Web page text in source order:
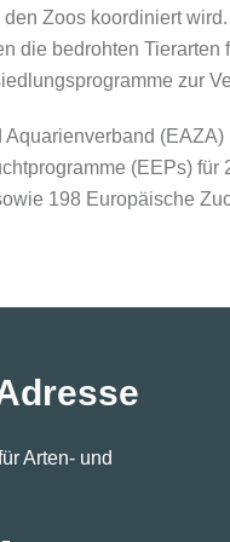
Zoos koordiniert
die bedrohten Tierarten
zur
(EEPs) für
198 Europäische
Arten- und